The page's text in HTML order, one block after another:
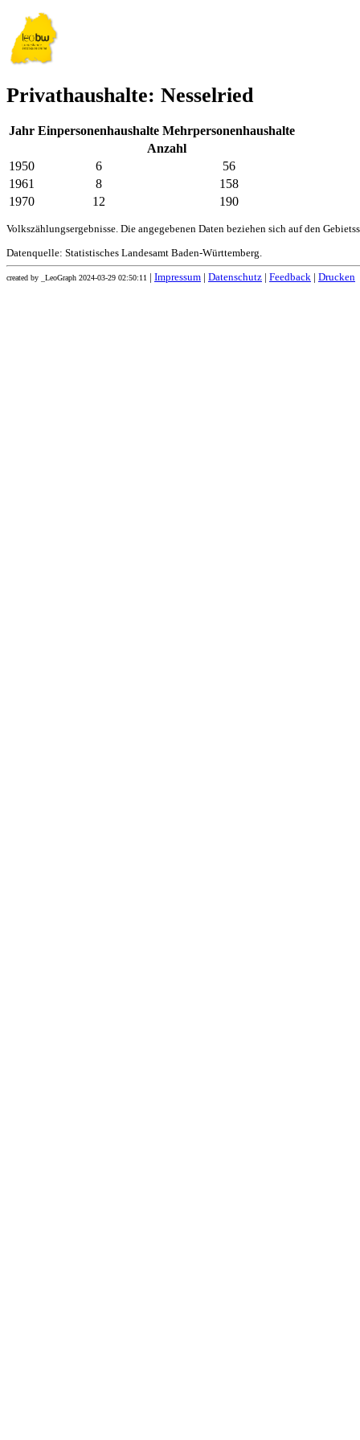
Privathaushalte: Nesselried
Jahr Einpersonenhaushalte Mehrpersonenhaushalte
Anzahl
1950
6
56
1961
8
158
1970
12 190
Volkszählungsergebnisse. Die angegebenen Daten beziehen sich auf den
Datenquelle: Statistisches Landesamt Baden-Württemberg.
created by _LeoGraph 2024-03-29 02:50:11 Impressum Datenschutz Feedback Drucken